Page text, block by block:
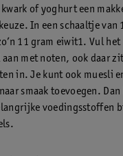
kwark of yoghurt een
In een schaaltje van
11 gram eiwit1. Vul het
aan met noten, ook daar
in. Je kunt ook muesli
smaak toevoegen.
voedingsstoffen